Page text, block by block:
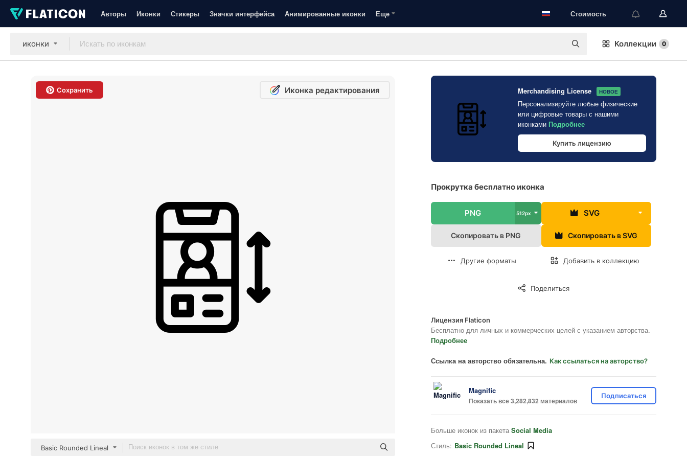
Авторы Иконки Стикеры Значки интерфейса Анимированные иконки Еще Стоимость
иконки Коллекции 0
Сохранить Иконка редактирования
Basic Rounded Lineal
Merchandising License НОВОЕ
Персонализируйте любые физические
или цифровые товары с нашими
иконками Подробнее
Купить лицензию
Прокрутка бесплатно иконка
PNG 512px SVG
Скопировать в PNG Скопировать в SVG
Другие форматы Добавить в коллекцию
Поделиться
Лицензия Flaticon
Бесплатно для личных и коммерческих целей с указанием авторства.
Подробнее
Ссылка на авторство обязательна. Как ссылаться на авторство?
Magnific
Показать все 3,282,832 материалов
Подписаться
Больше иконок из пакета Social Media
Стиль: Basic Rounded Lineal